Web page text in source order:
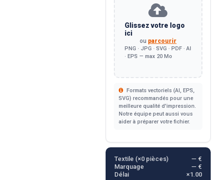
Glissez votre logo
ici
ou parcourir
PNG · JPG · SVG · PDF · AI
· EPS — max 20 Mo
Formats vectoriels (AI, EPS,
SVG) recommandés pour une
meilleure qualité d'impression.
Notre équipe peut aussi vous
aider à préparer votre fichier.
Textile (×0pièces)
— €
Marquage
— €
Délai
×1.00